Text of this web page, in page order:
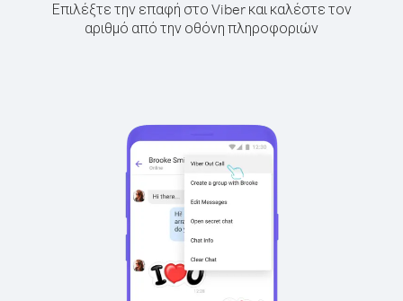
Επιλέξτε την επαφή στο Viber και καλέστε τον
αριθμό από την οθόνη πληροφοριών